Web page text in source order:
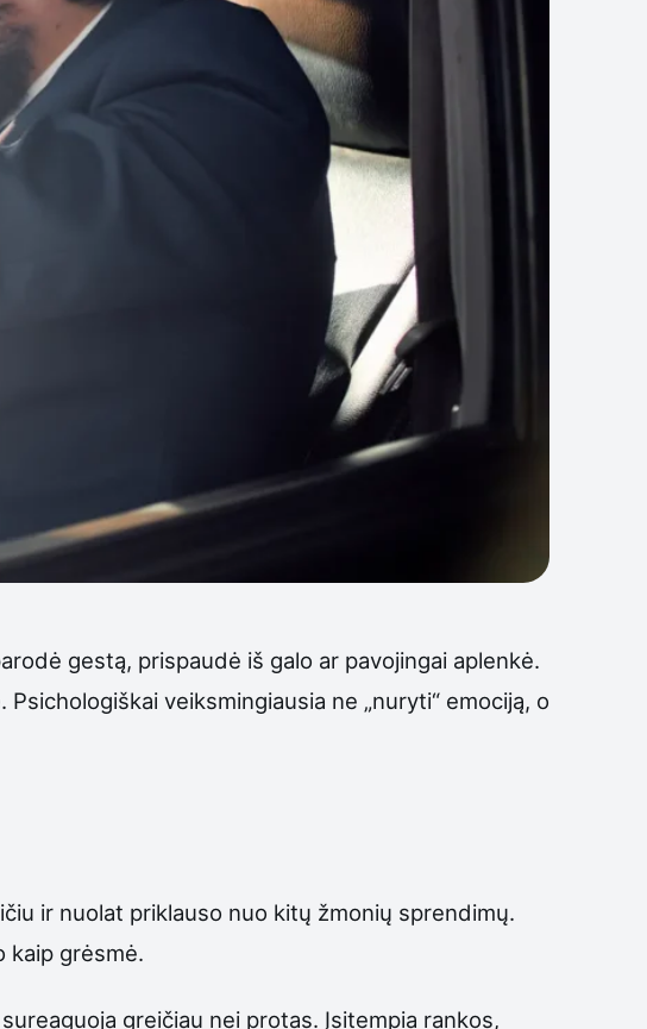
gestą, prispaudė iš galo ar pavojingai aplenkė.
veiksmingiausia ne „nuryti“ emociją, o
ir nuolat priklauso nuo kitų žmonių sprendimų.
kaip grėsmė.
greičiau nei protas. Įsitempia rankos,